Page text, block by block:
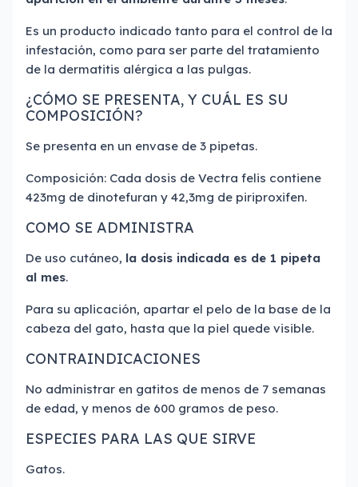
Es un producto indicado tanto para el control de la
infestación, como para ser parte del tratamiento
de la dermatitis alérgica a las pulgas.
¿CÓMO SE PRESENTA, Y CUÁL ES SU
COMPOSICIÓN?
Se presenta en un envase de 3 pipetas.
Composición: Cada dosis de Vectra felis contiene
423mg de dinotefuran y 42,3mg de piriproxifen.
COMO SE ADMINISTRA
De uso cutáneo, la dosis indicada es de 1 pipeta
al mes.
Para su aplicación, apartar el pelo de la base de la
cabeza del gato, hasta que la piel quede visible.
CONTRAINDICACIONES
No administrar en gatitos de menos de 7 semanas
de edad, y menos de 600 gramos de peso.
ESPECIES PARA LAS QUE SIRVE
Gatos.